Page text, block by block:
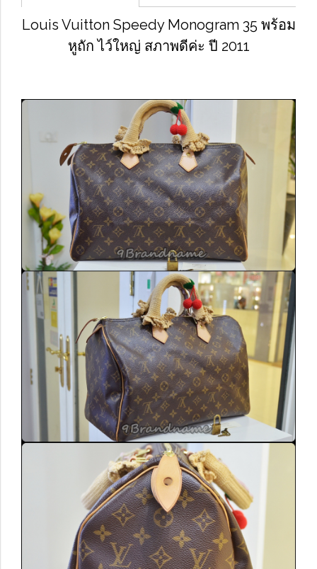
Louis Vuitton Speedy Monogram 35 พร้อม
หูถัก ไว์ใหญ่ สภาพดีค่ะ ปี 2011